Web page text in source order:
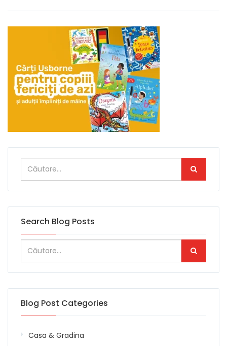
Search Blog Posts
Blog Post Categories
Casa & Gradina